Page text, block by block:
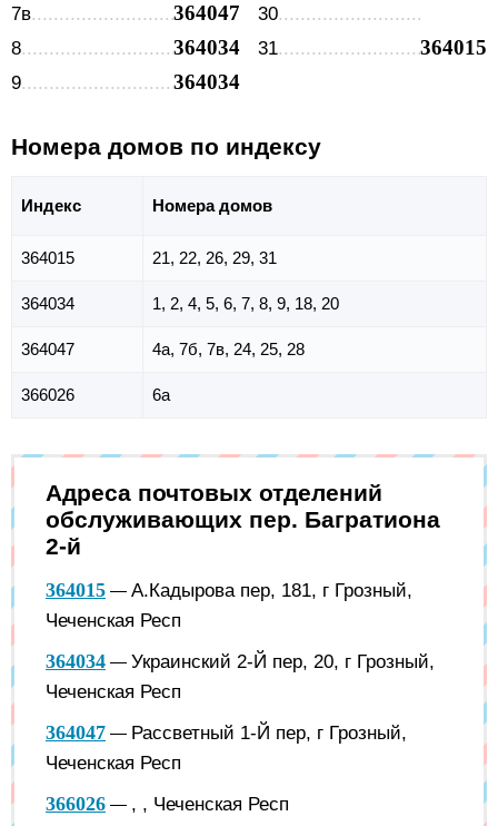
7в 364047
8 364034
9 364034
30
31
364015
Номера домов по индексу
Индекс Номера домов
364015 21, 22, 26, 29, 31
364034 1, 2, 4, 5, 6, 7, 8, 9, 18, 20
364047 4а, 7б, 7в, 24, 25, 28
366026 6а
Адреса почтовых отделений
обслуживающих пер. Багратиона
2-й
364015 — А.Кадырова пер, 181, г Грозный,
Чеченская Респ
364034 — Украинский 2-Й пер, 20, г Грозный,
Чеченская Респ
364047 — Рассветный 1-Й пер, г Грозный,
Чеченская Респ
366026 — , , Чеченская Респ